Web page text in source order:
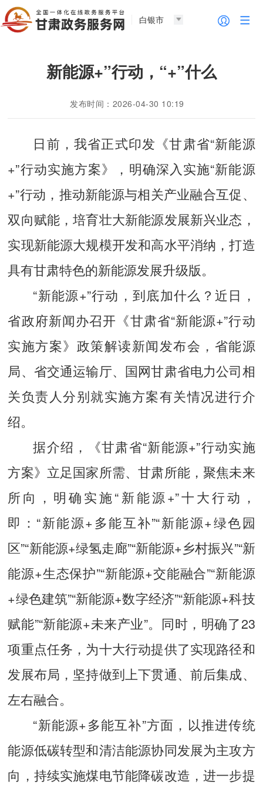
白银市
新能源+”行动，“+”什么
发布时间：2026-04-30 10:19
日前，我省正式印发《甘肃省“新能源
+”行动实施方案》，明确深入实施“新能源
+”行动，推动新能源与相关产业融合互促、
双向赋能，培育壮大新能源发展新兴业态，
实现新能源大规模开发和高水平消纳，打造
具有甘肃特色的新能源发展升级版。
“新能源+”行动，到底加什么？近日，
省政府新闻办召开《甘肃省“新能源+”行动
实施方案》政策解读新闻发布会，省能源
局、省交通运输厅、国网甘肃省电力公司相
关负责人分别就实施方案有关情况进行介
绍。
据介绍，《甘肃省“新能源+”行动实施
方案》立足国家所需、甘肃所能，聚焦未来
所向，明确实施“新能源+”十大行动，
即：“新能源+多能互补”“新能源+绿色园
区”“新能源+绿氢走廊”“新能源+乡村振兴”“新
能源+生态保护”“新能源+交能融合”“新能源
+绿色建筑”“新能源+数字经济”“新能源+科技
赋能”“新能源+未来产业”。同时，明确了23
项重点任务，为十大行动提供了实现路径和
发展布局，坚持做到上下贯通、前后集成、
左右融合。
“新能源+多能互补”方面，以推进传统
能源低碳转型和清洁能源协同发展为主攻方
向，持续实施煤电节能降碳改造，进一步提